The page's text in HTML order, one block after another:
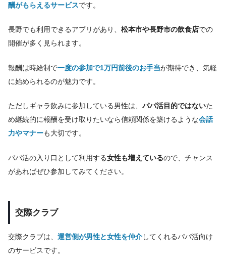
酬がもらえるサービスです。
長野でも利用できるアプリがあり、 松本市や長野市の飲食店での
開催が多く見られます。
報酬は時給制で一度の参加で1万円前後のお手当が期待でき、気軽
に始められるのが魅力です。
ただしギャラ飲みに参加している男性は、 パパ活目的ではないた
め継続的に報酬を受け取りたいなら信頼関係を築けるような会話
力やマナーも大切です。
パパ活の入り口として利用する女性も増えているので、チャンス
があればぜひ参加してみてください。
交際クラブ
交際クラブは、 運営側が男性と女性を仲介してくれるパパ活向け
のサービスです。